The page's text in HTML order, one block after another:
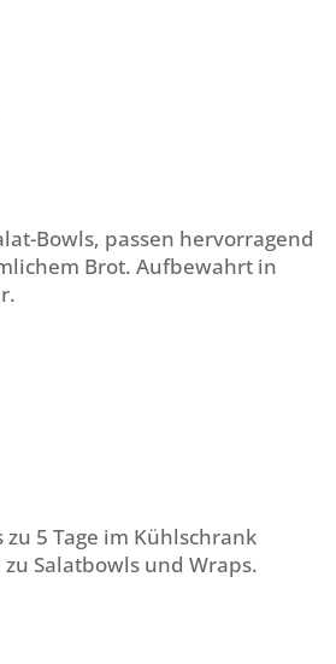
Bowls, passen hervorragend
Brot. Aufbewahrt in
5 Tage im Kühlschrank
Salatbowls und Wraps.